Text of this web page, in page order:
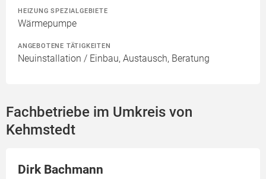
HEIZUNG SPEZIALGEBIETE
Wärmepumpe
ANGEBOTENE TÄTIGKEITEN
Neuinstallation / Einbau, Austausch, Beratung
Fachbetriebe im Umkreis von
Kehmstedt
Dirk Bachmann